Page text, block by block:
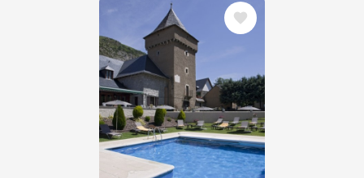
Immagine